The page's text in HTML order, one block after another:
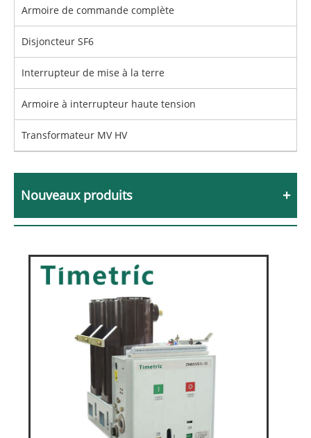
Armoire de commande complète
Disjoncteur SF6
Interrupteur de mise à la terre
Armoire à interrupteur haute tension
Transformateur MV HV
Nouveaux produits